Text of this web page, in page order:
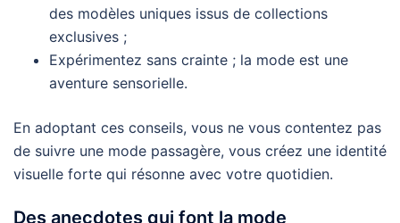
des modèles uniques issus de collections
exclusives ;
Expérimentez sans crainte ; la mode est une
aventure sensorielle.
En adoptant ces conseils, vous ne vous contentez pas
de suivre une mode passagère, vous créez une identité
visuelle forte qui résonne avec votre quotidien.
Des anecdotes qui font la mode